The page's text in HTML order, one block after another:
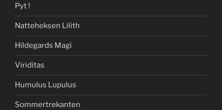
Pyt !
Natteheksen Lilith
Hildegards Magi
Viriditas
Humulus Lupulus
Sommertrekanten